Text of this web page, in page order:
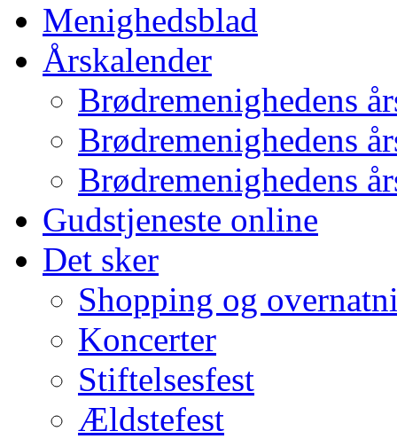
Menighedsblad
Årskalender
Brødremenighedens
Brødremenighedens
Brødremenighedens
Gudstjeneste online
Det sker
Shopping og
Koncerter
Stiftelsesfest
Ældstefest